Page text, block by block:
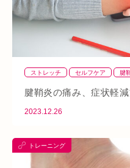
シワ・シミ・たるみ 手
四十肩 五十肩 代謝
美肌 自律神経失調症
熱中症 夏バテ 寺田町
ばね指 小顔 乾燥肌
ストレッチ セルフケア 腱
腱鞘炎の痛み、症状軽
2023.12.26
トレーニング